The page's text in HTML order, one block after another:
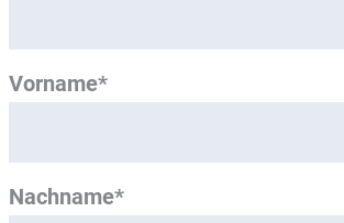
Vorname*
Nachname*